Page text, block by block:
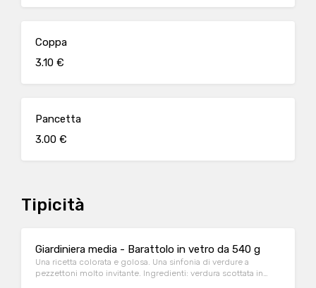
Coppa
3.10 €
Pancetta
3.00 €
Tipicità
Giardiniera media - Barattolo in vetro da 540 g
Una ricetta colorata e golosa. Una sinfonia di verdure a
pezzettoni molto invitante. Ingredienti: verdura scottata in